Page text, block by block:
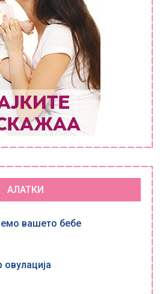
АЛАТКИ
вашето бебе
овулација